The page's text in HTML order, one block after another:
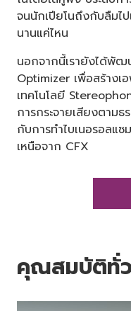
จนนักเปียโนถึงกับลืมไป
นานแค่ไหน
นอกจากนี้เรายังได้พั
Optimizer เพื่อสร้างเ
เทคโนโลยี
การกระจายเสียงตามธ
กับการทำไบเนอรอลแ
เหนือจาก CFX
คุณสมบัติทั่